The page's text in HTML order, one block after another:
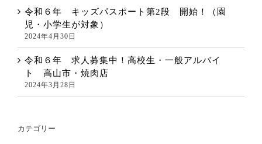
令和６年 キッズパスポート第2段 開始！（園
児・小学生が対象）
2024年4月30日
令和６年 求人募集中！高校生・一般アルバイ
ト 高山市・焼肉店
2024年3月28日
カテゴリー